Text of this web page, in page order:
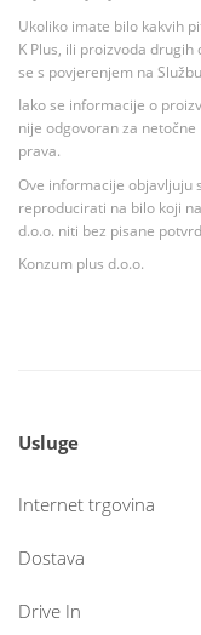
Ukoliko imate bilo kakvih
K Plus, ili proizvoda
se s povjerenjem na
Iako se informacije o
nije odgovoran za
prava.
Ove informacije objavljuju
reproducirati na bilo koji
d.o.o. niti bez pisane
Konzum plus d.o.o.
Usluge
Internet trgovina
Dostava
Drive In